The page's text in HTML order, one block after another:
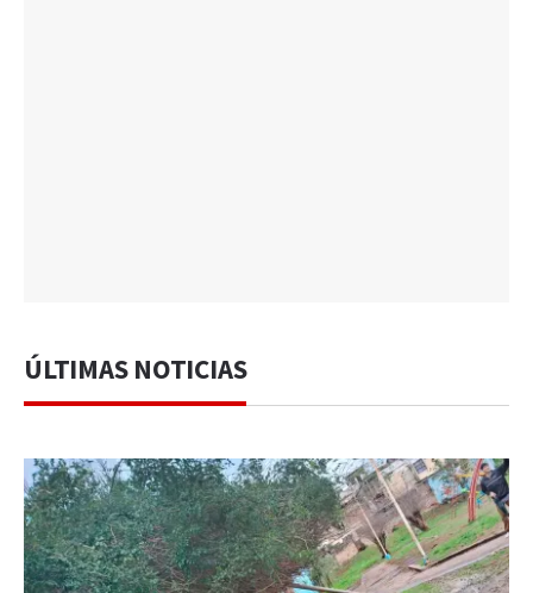
ÚLTIMAS NOTICIAS